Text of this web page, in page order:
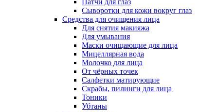
Патчи для глаз
Сыворотки для кожи вокруг глаз
Средства для очищения лица
Для снятия макияжа
Для умывания
Маски очищающие для лица
Мицеллярная вода
Молочко для лица
От чёрных точек
Салфетки матирующие
Скрабы, пилинги для лица
Тоники
Убтаны